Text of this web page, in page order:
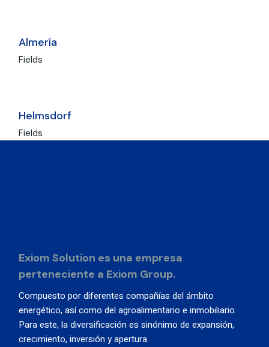
Almería
Fields
Helmsdorf
Fields
Exiom Solution es una empresa
perteneciente a Exiom Group.
Compuesto por diferentes compañías del ámbito
energético, así como del agroalimentario e inmobiliario.
Para este, la diversificación es sinónimo de expansión,
crecimiento, inversión y apertura.